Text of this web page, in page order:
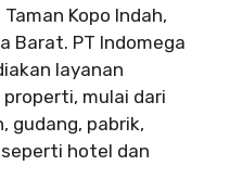
Kopo Indah,
Barat. PT Indomega
layanan
mulai dari
gudang, pabrik,
hotel dan